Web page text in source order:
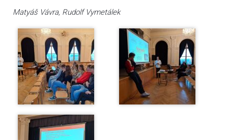
Matyáš Vávra, Rudolf Vymetálek